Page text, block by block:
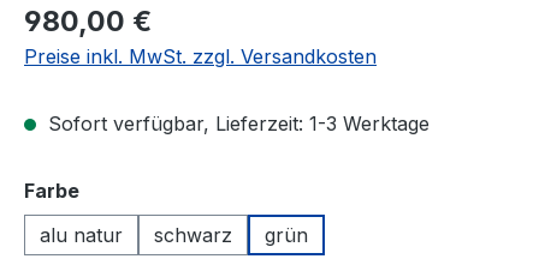
Regulärer Preis:
980,00 €
Preise inkl. MwSt. zzgl. Versandkosten
Sofort verfügbar, Lieferzeit: 1-3 Werktage
Farbeauswählen
alu natur
schwarz grün